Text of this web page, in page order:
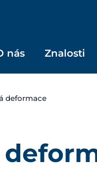
nás Znalosti
deformace